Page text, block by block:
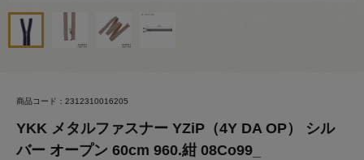
商品コード：2312310016205
YKK メタルファスナー YZiP（4Y DA OP） シル
バー オープン 60cm 960.紺 08Co99_